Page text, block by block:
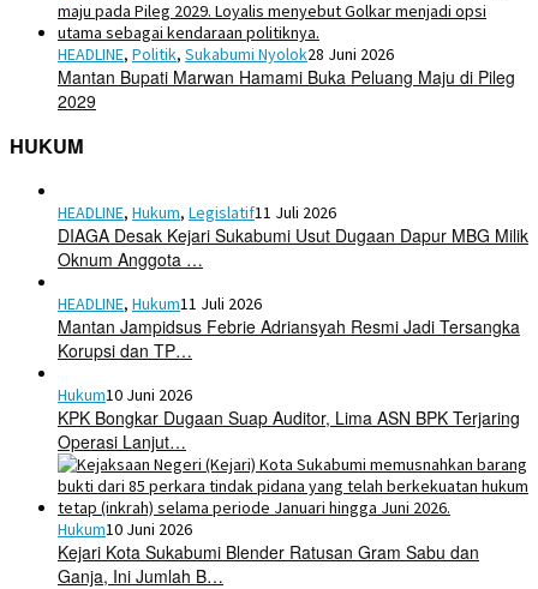
HEADLINE, Politik, Sukabumi Nyolok28 Juni 2026
Mantan Bupati Marwan Hamami Buka Peluang Maju di Pileg
2029
HUKUM
HEADLINE, Hukum, Legislatif11 Juli 2026
DIAGA Desak Kejari Sukabumi Usut Dugaan Dapur MBG Milik
Oknum Anggota …
HEADLINE, Hukum11 Juli 2026
Mantan Jampidsus Febrie Adriansyah Resmi Jadi Tersangka
Korupsi dan TP…
Hukum10 Juni 2026
KPK Bongkar Dugaan Suap Auditor, Lima ASN BPK Terjaring
Operasi Lanjut…
Hukum10 Juni 2026
Kejari Kota Sukabumi Blender Ratusan Gram Sabu dan
Ganja, Ini Jumlah B…